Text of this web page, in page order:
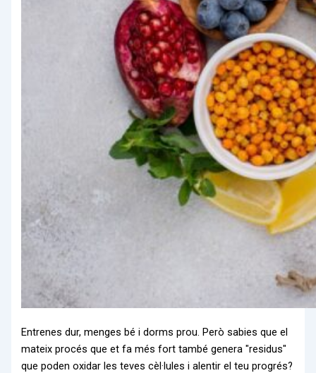
Entrenes dur, menges bé i dorms prou. Però sabies que el
mateix procés que et fa més fort també genera "residus"
que poden oxidar les teves cèl·lules i alentir el teu progrés?